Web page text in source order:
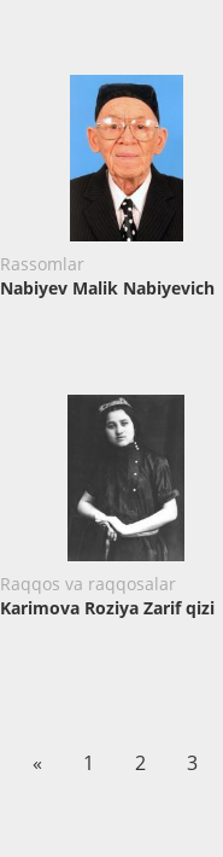
Rassomlar
Nabiyev Malik Nabiyevich
Raqqos va raqqosalar
Karimova Roziya Zarif qizi
« 1 2 3